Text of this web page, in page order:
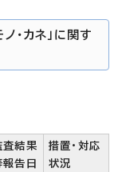
・カネ」に関す
査結果
報告日
措置・対応
状況